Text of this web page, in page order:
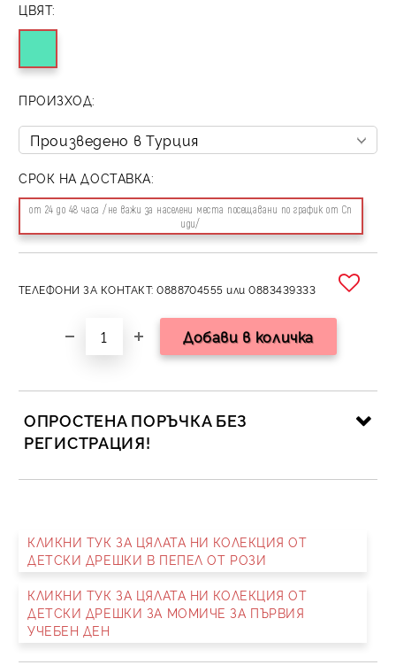
ЦВЯТ:
ПРОИЗХОД:
СРОК НА ДОСТАВКА:
от 24 до 48 часа /не важи за населени места посещавани по график от Сп
иди/
ТЕЛЕФОНИ ЗА КОНТАКТ: 0888704555 или 0883439333
ОПРОСТЕНА ПОРЪЧКА БЕЗ
РЕГИСТРАЦИЯ!
Ние ще се свържем с вас в рамките на работния ден.
КЛИКНИ ТУК ЗА ЦЯЛАТА НИ КОЛЕКЦИЯ ОТ
ДЕТСКИ ДРЕШКИ В ПЕПЕЛ ОТ РОЗИ
КЛИКНИ ТУК ЗА ЦЯЛАТА НИ КОЛЕКЦИЯ ОТ
ДЕТСКИ ДРЕШКИ ЗА МОМИЧЕ ЗА ПЪРВИЯ
УЧЕБЕН ДЕН